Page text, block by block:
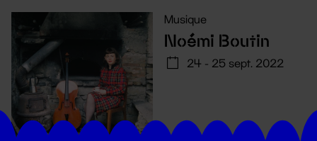
Musique
Noémi Boutin
24 - 25 sept. 2022